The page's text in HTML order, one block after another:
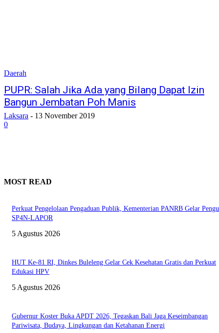
Daerah
PUPR: Salah Jika Ada yang Bilang Dapat Izin
Bangun Jembatan Poh Manis
Laksara - 13 November 2019
0
MOST READ
Perkuat Pengelolaan Pengaduan Publik, Kementerian PANRB Gelar
SP4N-LAPOR
5 Agustus 2026
HUT Ke-81 RI, Dinkes Buleleng Gelar Cek Kesehatan Gratis dan Perkuat
Edukasi HPV
5 Agustus 2026
Gubernur Koster Buka APDT 2026, Tegaskan Bali Jaga Keseimbangan
Pariwisata, Budaya, Lingkungan dan Ketahanan Energi